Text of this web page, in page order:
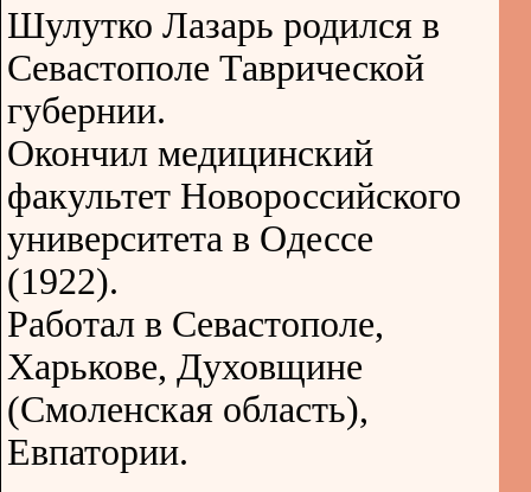
Шулутко Лазарь родился в
Севастополе Таврической
губернии.
Окончил медицинский
факультет Новороссийского
университета в Одессе
(1922).
Работал в Севастополе,
Харькове, Духовщине
(Смоленская область),
Евпатории.